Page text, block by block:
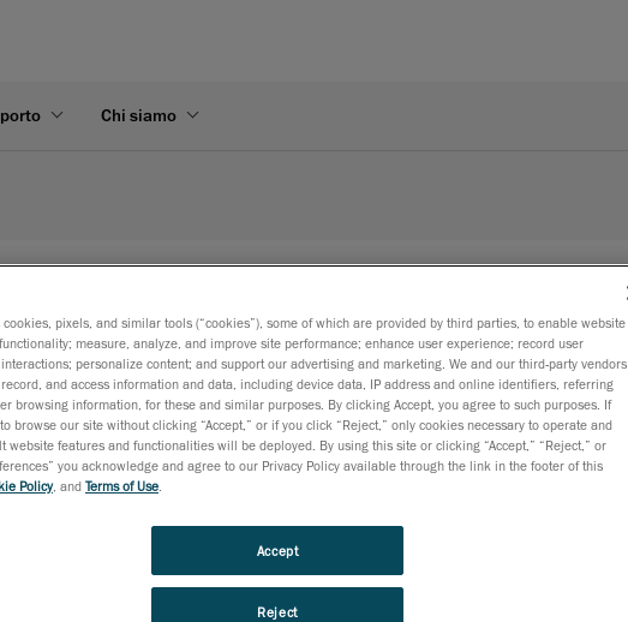
Chi siamo
e accurate per il controllo qualità
cookies, pixels, and similar tools (“cookies”), some of which are provided by third parties, to enable website
measure, analyze, and improve site performance; enhance user experience; record user
personalize content; and support our advertising and marketing. We and our third-party vendors
and access information and data, including device data, IP address and online identifiers, referring
browsing information, for these and similar purposes. By clicking Accept, you agree to such purposes. If
browse our site without clicking “Accept,” or if you click “Reject,” only cookies necessary to operate and
website features and functionalities will be deployed. By using this site or clicking “Accept,” “Reject,” or
you acknowledge and agree to our Privacy Policy available through the link in the footer of this
Policy, and Terms of Use
Reject
Accept